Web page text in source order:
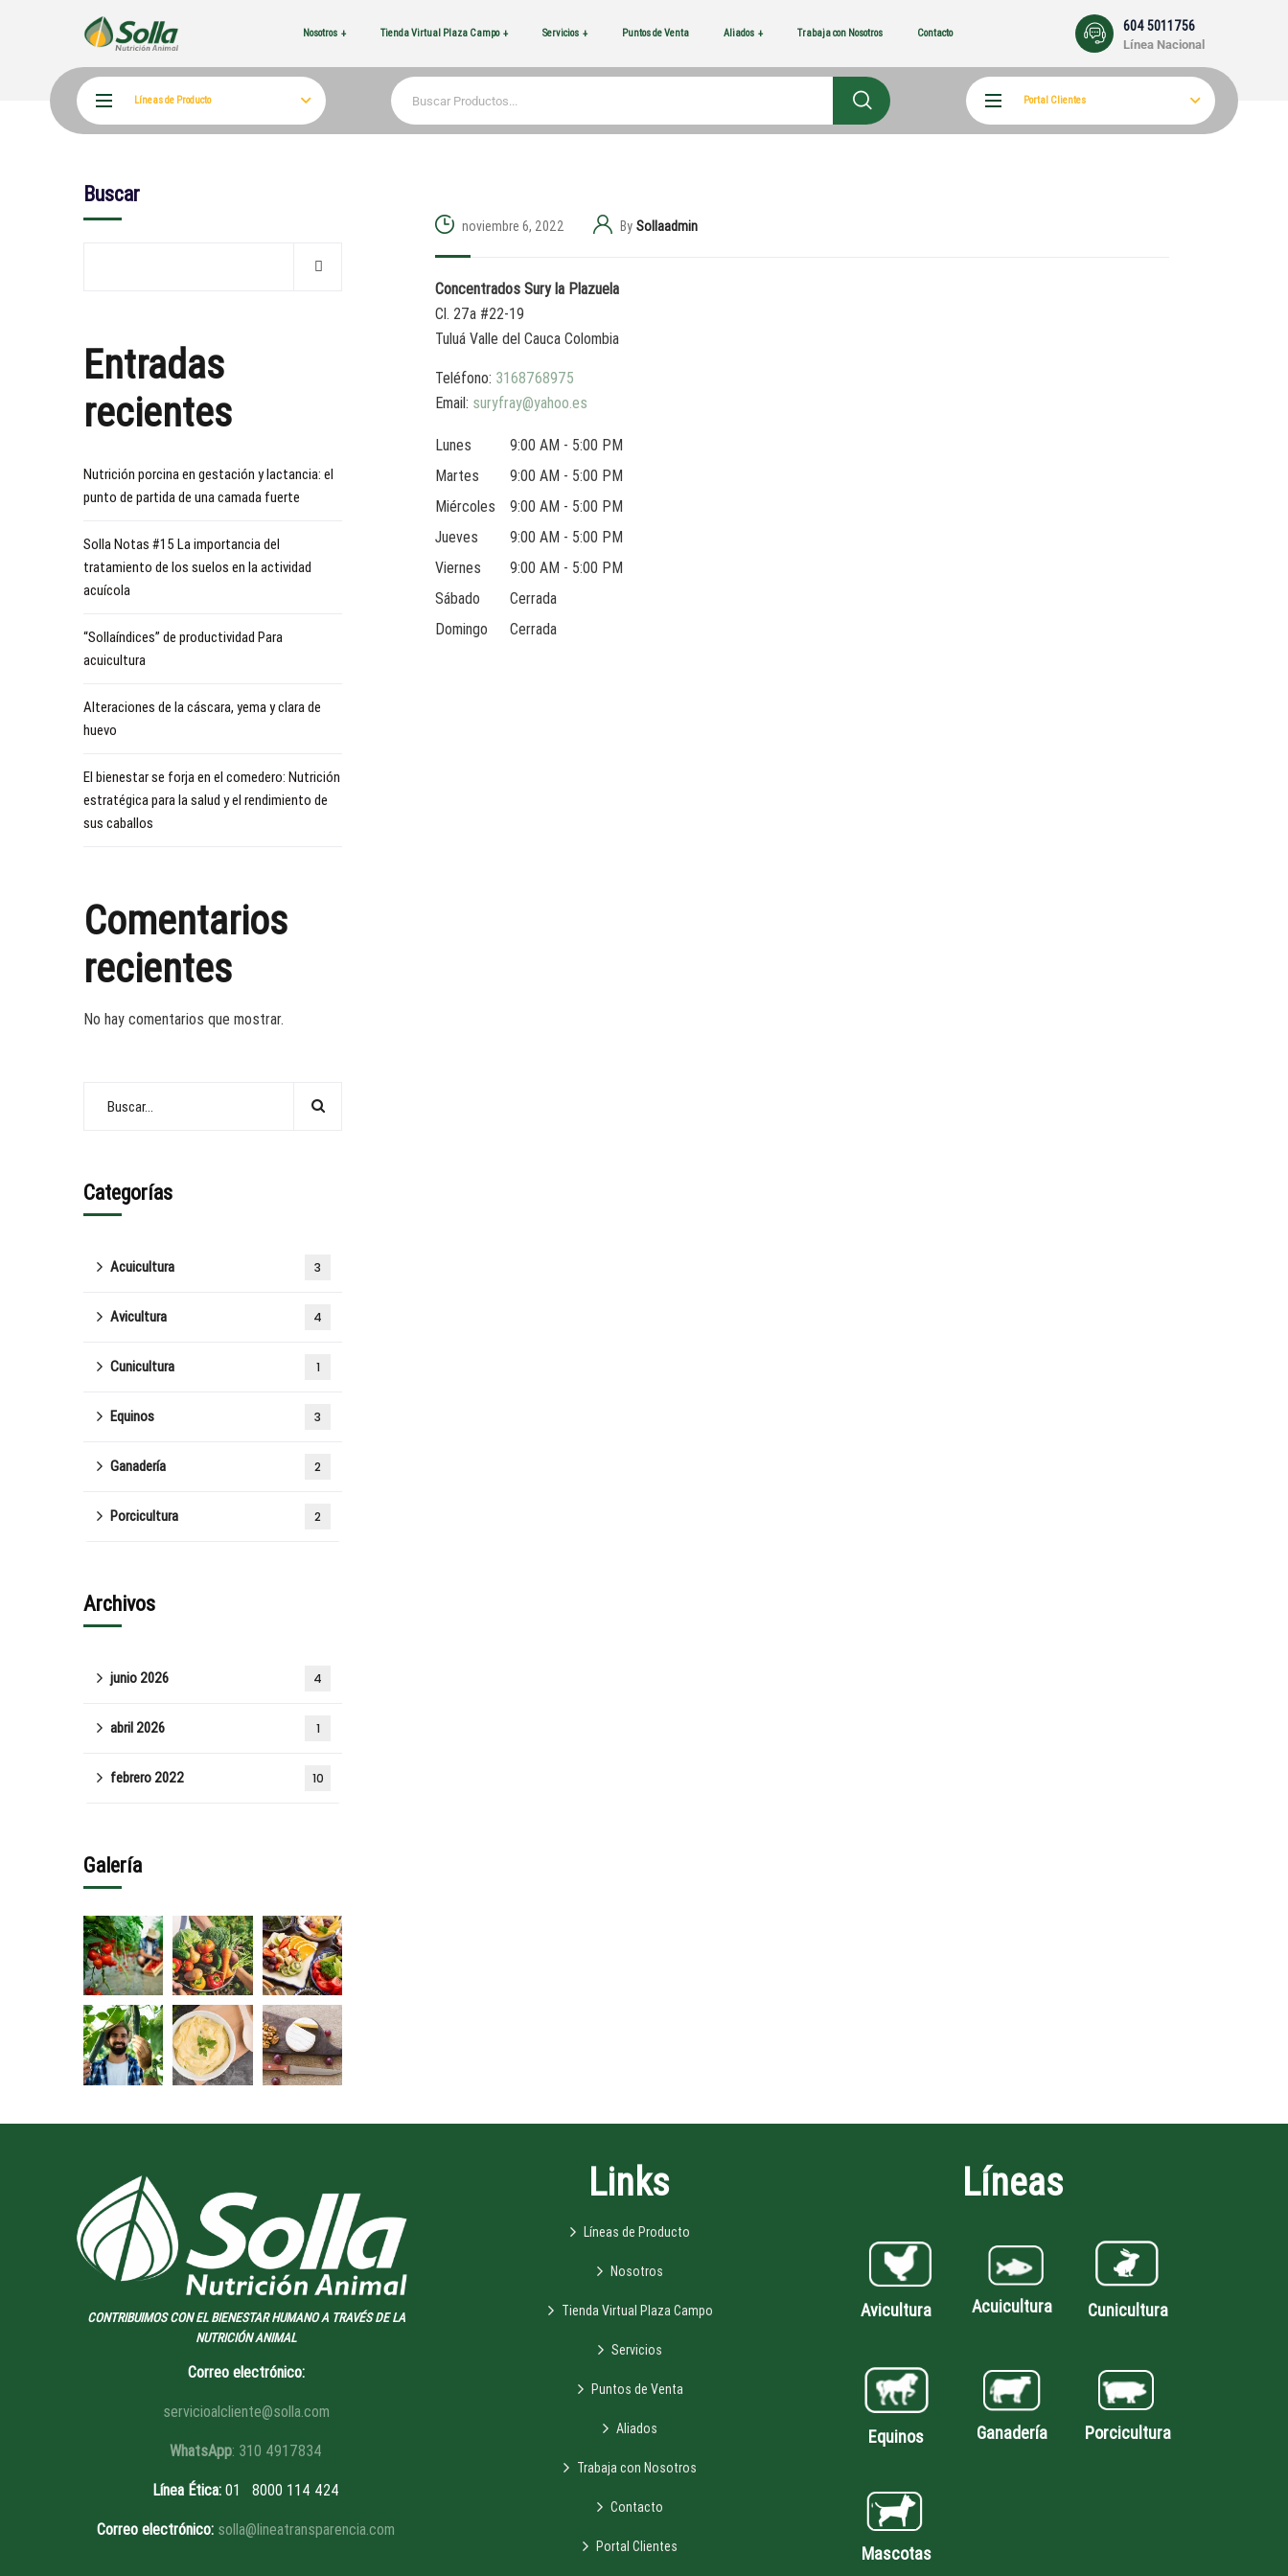
Nosotros Tienda Virtual Plaza Campo Servicios Puntos de Venta Aliados Trabaja con Nosotros Contacto 604 5011756
Línea Nacional
Líneas de Producto Portal Clientes
noviembre 6, 2022 By Sollaadmin
Concentrados Sury la Plazuela
Cl. 27a #22-19
Tuluá Valle del Cauca Colombia
Teléfono: 3168768975
Email: suryfray@yahoo.es
Lunes
9:00 AM - 5:00 PM
Martes
9:00 AM - 5:00 PM
Miércoles
9:00 AM - 5:00 PM
Jueves
9:00 AM - 5:00 PM
Viernes
9:00 AM - 5:00 PM
Sábado
Cerrada
Domingo
Cerrada
Buscar
Entradas
recientes
Nutrición porcina en gestación y lactancia: el
punto de partida de una camada fuerte
Solla Notas #15 La importancia del
tratamiento de los suelos en la actividad
acuícola
“Sollaíndices” de productividad Para
acuicultura
Alteraciones de la cáscara, yema y clara de
huevo
El bienestar se forja en el comedero: Nutrición
estratégica para la salud y el rendimiento de
sus caballos
Comentarios
recientes
No hay comentarios que mostrar.
Categorías
Acuicultura 3
Avicultura 4
Cunicultura 1
Equinos 3
Ganadería 2
Porcicultura 2
Archivos
junio 2026 4
abril 2026 1
febrero 2022 10
Galería
CONTRIBUIMOS CON EL BIENESTAR HUMANO A TRAVÉS DE LA
NUTRICIÓN ANIMAL
Correo electrónico:
servicioalcliente@solla.com
WhatsApp: 310 4917834
Línea Ética: 01 8000 114 424
Correo electrónico: solla@lineatransparencia.com
Links
Líneas de Producto
Nosotros
Tienda Virtual Plaza Campo
Servicios
Puntos de Venta
Aliados
Trabaja con Nosotros
Contacto
Portal Clientes
Líneas
Avicultura Acuicultura Cunicultura
Equinos Ganadería Porcicultura
Mascotas